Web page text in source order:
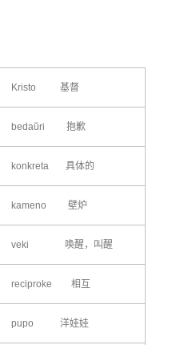
Kristo 基督
bedaŭri 抱歉
konkreta 具体的
kameno 壁炉
veki 唤醒，叫醒
reciproke 相互
pupo 洋娃娃